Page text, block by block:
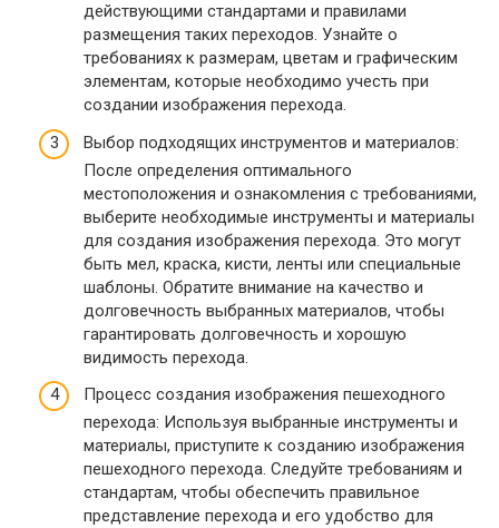
действующими стандартами и правилами
размещения таких переходов. Узнайте о
требованиях к размерам, цветам и графическим
элементам, которые необходимо учесть при
создании изображения перехода.
Выбор подходящих инструментов и материалов:
После определения оптимального
местоположения и ознакомления с требованиями,
выберите необходимые инструменты и материалы
для создания изображения перехода. Это могут
быть мел, краска, кисти, ленты или специальные
шаблоны. Обратите внимание на качество и
долговечность выбранных материалов, чтобы
гарантировать долговечность и хорошую
видимость перехода.
Процесс создания изображения пешеходного
перехода: Используя выбранные инструменты и
материалы, приступите к созданию изображения
пешеходного перехода. Следуйте требованиям и
стандартам, чтобы обеспечить правильное
представление перехода и его удобство для